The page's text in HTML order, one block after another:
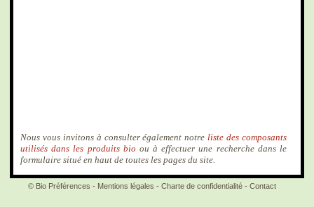
Nous vous invitons à consulter également notreliste des composants
utilisés dans les produits bio ou à effectuer une recherche dans le
formulaire situé en haut de toutes les pages du site.
© Bio Préférences - Mentions légales - Charte de confidentialité- Contact